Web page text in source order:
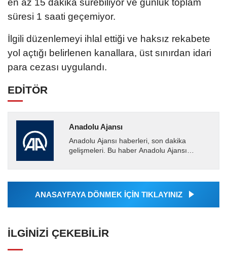
süresi 1 saati geçemiyor.
İlgili düzenlemeyi ihlal ettiği ve haksız rekabete
yol açtığı belirlenen kanallara, üst sınırdan idari
para cezası uygulandı.
EDİTÖR
Anadolu Ajansı
Anadolu Ajansı haberleri, son dakika
gelişmeleri. Bu haber Anadolu Ajansı
tarafından geçilen tüm...
ANASAYFAYA DÖNMEK İÇİN TIKLAYINIZ
İLGINIZI ÇEKEBILIR